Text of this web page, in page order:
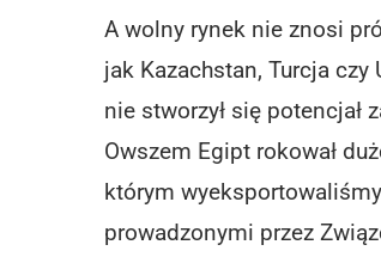
A wolny rynek nie znosi
jak Kazachstan, Turcja
nie stworzył się potencjał
Owszem Egipt rokował
którym
prowadzonymi przez